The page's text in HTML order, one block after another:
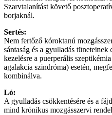
Szarvtalanítást követő
borjaknál.
Sertés:
Nem fertőző kóroktanú
sántaság és a gyulladás
kezelésre a puerperális
agalakcia szindróma) esetén,
kombinálva.
Ló:
A gyulladás csökkentésére és a
mind krónikus mozgásszervi